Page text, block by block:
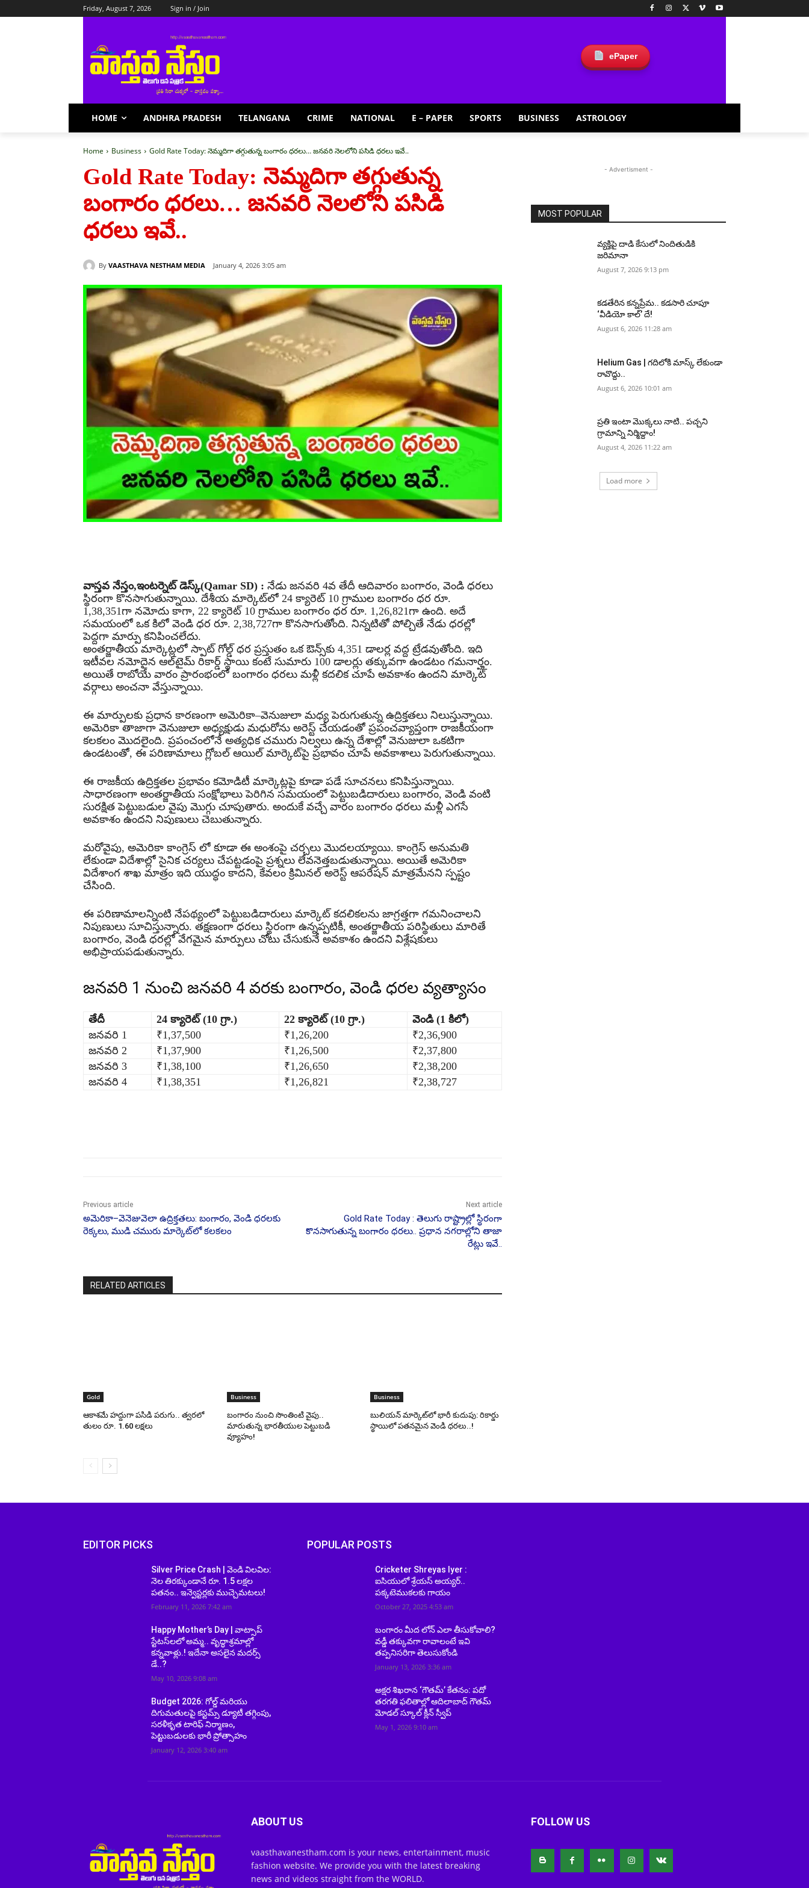
Friday, August 7, 2026 Sign in / Join
ePaper
HOME ANDHRA PRADESH TELANGANA CRIME NATIONAL E – PAPER SPORTS BUSINESS ASTROLOGY
Home Business Gold Rate Today: నెమ్మదిగా తగ్గుతున్న బంగారం ధరలు… జనవరి నెలలోని పసిడి ధరలు ఇవే..
Gold Rate Today: నెమ్మదిగా తగ్గుతున్న
బంగారం ధరలు… జనవరి నెలలోని పసిడి
ధరలు ఇవే..
By VAASTHAVA NESTHAM MEDIA January 4, 2026 3:05 am
వాస్తవ నేస్తం,ఇంటర్నెట్ డెస్క్(Qamar SD) : నేడు జనవరి 4వ తేదీ ఆదివారం బంగారం, వెండి ధరలు
స్థిరంగా కొనసాగుతున్నాయి. దేశీయ మార్కెట్‌లో 24 క్యారెట్ 10 గ్రాముల బంగారం ధర రూ.
1,38,351గా నమోదు కాగా, 22 క్యారెట్ 10 గ్రాముల బంగారం ధర రూ. 1,26,821గా ఉంది. అదే
సమయంలో ఒక కిలో వెండి ధర రూ. 2,38,727గా కొనసాగుతోంది. నిన్నటితో పోల్చితే నేడు ధరల్లో
పెద్దగా మార్పు కనిపించలేదు.
అంతర్జాతీయ మార్కెట్లలో స్పాట్ గోల్డ్ ధర ప్రస్తుతం ఒక ఔన్స్‌కు 4,351 డాలర్ల వద్ద ట్రేడవుతోంది. ఇది
ఇటీవల నమోదైన ఆల్‌టైమ్ రికార్డ్ స్థాయి కంటే సుమారు 100 డాలర్లు తక్కువగా ఉండటం గమనార్హం.
అయితే రాబోయే వారం ప్రారంభంలో బంగారం ధరలు మళ్లీ కదలిక చూపే అవకాశం ఉందని మార్కెట్
వర్గాలు అంచనా వేస్తున్నాయి.
ఈ మార్పులకు ప్రధాన కారణంగా అమెరికా–వెనుజులా మధ్య పెరుగుతున్న ఉద్రిక్తతలు నిలుస్తున్నాయి.
అమెరికా తాజాగా వెనుజులా అధ్యక్షుడు మధురోను అరెస్ట్ చేయడంతో ప్రపంచవ్యాప్తంగా రాజకీయంగా
కలకలం మొదలైంది. ప్రపంచంలోనే అత్యధిక చమురు నిల్వలు ఉన్న దేశాల్లో వెనుజులా ఒకటిగా
ఉండటంతో, ఈ పరిణామాలు గ్లోబల్ ఆయిల్ మార్కెట్‌పై ప్రభావం చూపే అవకాశాలు పెరుగుతున్నాయి.
ఈ రాజకీయ ఉద్రిక్తతల ప్రభావం కమోడిటీ మార్కెట్లపై కూడా పడే సూచనలు కనిపిస్తున్నాయి.
సాధారణంగా అంతర్జాతీయ సంక్షోభాలు పెరిగిన సమయంలో పెట్టుబడిదారులు బంగారం, వెండి వంటి
సురక్షిత పెట్టుబడుల వైపు మొగ్గు చూపుతారు. అందుకే వచ్చే వారం బంగారం ధరలు మళ్లీ ఎగసే
అవకాశం ఉందని నిపుణులు చెబుతున్నారు.
మరోవైపు, అమెరికా కాంగ్రెస్‌ లో కూడా ఈ అంశంపై చర్చలు మొదలయ్యాయి. కాంగ్రెస్ అనుమతి
లేకుండా విదేశాల్లో సైనిక చర్యలు చేపట్టడంపై ప్రశ్నలు లేవనెత్తబడుతున్నాయి. అయితే అమెరికా
విదేశాంగ శాఖ మాత్రం ఇది యుద్ధం కాదని, కేవలం క్రిమినల్ అరెస్ట్ ఆపరేషన్ మాత్రమేనని స్పష్టం
చేసింది.
ఈ పరిణామాలన్నింటి నేపథ్యంలో పెట్టుబడిదారులు మార్కెట్ కదలికలను జాగ్రత్తగా గమనించాలని
నిపుణులు సూచిస్తున్నారు. తక్షణంగా ధరలు స్థిరంగా ఉన్నప్పటికీ, అంతర్జాతీయ పరిస్థితులు మారితే
బంగారం, వెండి ధరల్లో వేగమైన మార్పులు చోటు చేసుకునే అవకాశం ఉందని విశ్లేషకులు
అభిప్రాయపడుతున్నారు.
జనవరి 1 నుంచి జనవరి 4 వరకు బంగారం, వెండి ధరల వ్యత్యాసం
తేదీ 24 క్యారెట్ (10 గ్రా.) 22 క్యారెట్ (10 గ్రా.)
వెండి (1 కిలో)
జనవరి 1
₹1,37,500 ₹1,26,200
₹2,36,900
జనవరి 2
₹1,37,900 ₹1,26,500
₹2,37,800
జనవరి 3
₹1,38,100 ₹1,26,650
₹2,38,200
జనవరి 4
₹1,38,351 ₹1,26,821 ₹2,38,727
Previous article
అమెరికా–వెనెజువెలా ఉద్రిక్తతలు: బంగారం, వెండి ధరలకు
రెక్కలు, ముడి చమురు మార్కెట్‌లో కలకలం
Next article
Gold Rate Today : తెలుగు రాష్ట్రాల్లో స్థిరంగా
కొనసాగుతున్న బంగారం ధరలు.. ప్రధాన నగరాల్లోని తాజా
రేట్లు ఇవే..
RELATED ARTICLES
Gold
ఆకాశమే హద్దుగా పసిడి పరుగు.. త్వరలో
తులం రూ. 1.60 లక్షలు
Business
బంగారం నుంచి సొంతింటి వైపు..
మారుతున్న భారతీయుల పెట్టుబడి
వ్యూహం!
Business
బులియన్ మార్కెట్‌లో భారీ కుదుపు: రికార్డు
స్థాయిలో పతనమైన వెండి ధరలు..!
- Advertisment -
MOST POPULAR
వ్యక్తిపై దాడి కేసులో నిందితుడికి
జరిమానా
August 7, 2026 9:13 pm
కడతేరిన కన్నప్రేమ.. కడసారి చూపూ
‘వీడియో కాల్’ దే!
August 6, 2026 11:28 am
Helium Gas | గదిలోకి మాస్క్ లేకుండా
రావొద్దు..
August 6, 2026 10:01 am
ప్రతి ఇంటా మొక్కలు నాటి.. పచ్చని
గ్రామాన్ని నిర్మిద్దాం!
August 4, 2026 11:22 am
Load more
EDITOR PICKS
Silver Price Crash | వెండి విలవిల:
నెల తిరక్కుండానే రూ. 1.5 లక్షల
పతనం.. ఇన్వెస్టర్లకు ముచ్చెమటలు!
February 11, 2026 7:42 am
Happy Mother’s Day | వాట్సాప్
స్టేటస్‌లలో అమ్మ.. వృద్ధాశ్రమాల్లో
కన్నవాళ్లు.! ఇదేనా అసలైన మదర్స్
డే..?
May 10, 2026 9:08 am
Budget 2026: గోల్డ్ మరియు
దిగుమతులపై కస్టమ్స్ డ్యూటీ తగ్గింపు,
సరళీకృత టారిఫ్ నిర్మాణం,
పెట్టుబడులకు భారీ ప్రోత్సాహం
January 12, 2026 3:40 am
POPULAR POSTS
Cricketer Shreyas Iyer :
ఐసియులో శ్రేయ‌స్ అయ్య‌ర్‌..
ప‌క్క‌టెముక‌లకు గాయం
October 27, 2025 4:53 am
బంగారం మీద లోన్ ఎలా తీసుకోవాలి?
వడ్డీ తక్కువగా రావాలంటే ఇవి
తప్పనిసరిగా తెలుసుకోండి
January 13, 2026 3:36 am
అక్షర శిఖరాన ‘గౌతమ్’ కేతనం: పదో
తరగతి ఫలితాల్లో ఆదిలాబాద్ గౌతమ్
మోడల్ స్కూల్ క్లీన్ స్వీప్
May 1, 2026 9:10 am
ABOUT US
vaasthavanestham.com is your news, entertainment, music
fashion website. We provide you with the latest breaking
news and videos straight from the WORLD.
FOLLOW US